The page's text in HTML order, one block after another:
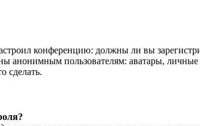
конференцию: должны ли вы
анонимным пользователям: аватары,
сделать.